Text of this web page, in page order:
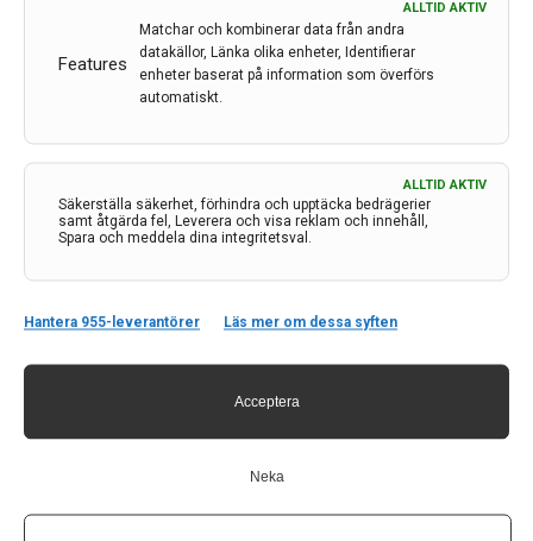
Features
ALLTID AKTIV
Matchar och kombinerar data från andra
datakällor, Länka olika enheter, Identifierar
enheter baserat på information som överförs
automatiskt.
Säkerställa säkerhet, förhindra och upptäcka bedrägerier
samt åtgärda fel, Leverera och visa reklam och innehåll,
Spara och meddela dina integritetsval.
ALLTID AKTIV
Hantera 955-leverantörer Läs mer om dessa syften
Acceptera
Neka
Parkinson, polyoxometalat polyoxoniobat
Umeå
En molekyl i nanostorlek med ett speciellt grundämne
Litauen innebär i förlängningen hopp om nya
behandlingar.